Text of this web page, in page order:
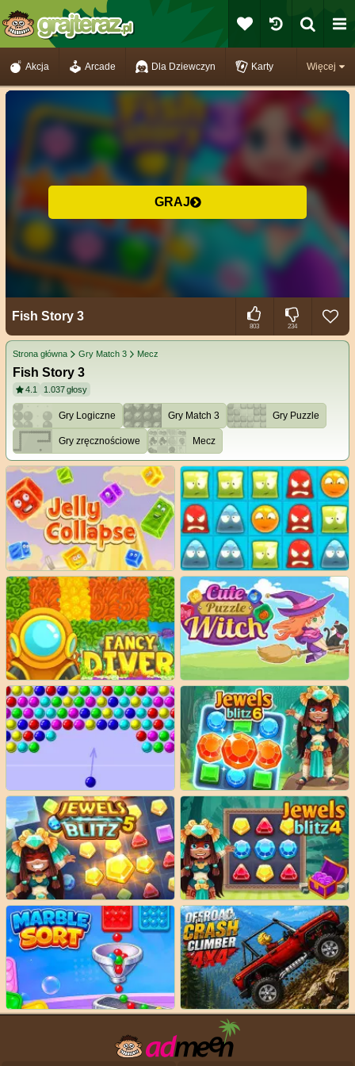
Więcej
Akcja Arcade Dla Dziewczyn Karty
GRAJ
Fish Story 3
803 234
Strona główna Gry Match 3 Mecz
Fish Story 3
4.1 1.037głosy
Gry Logiczne Gry Match 3 Gry Puzzle
Gry zręcznościowe Mecz